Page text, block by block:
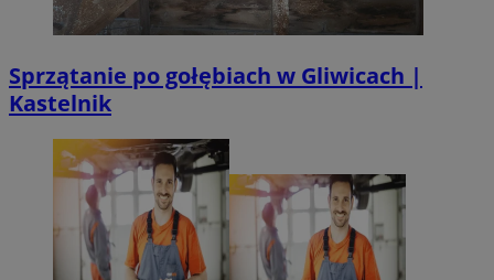
Sprzątanie po gołębiach w Gliwicach |
Kastelnik